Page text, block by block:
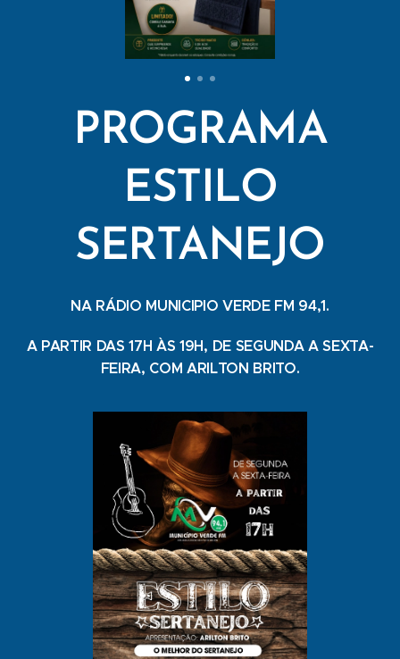
PROGRAMA
ESTILO
SERTANEJO
NA RÁDIO MUNICIPIO VERDE FM 94,1.
A PARTIR DAS 17H ÀS 19H, DE SEGUNDA A SEXTA-
FEIRA, COM ARILTON BRITO.